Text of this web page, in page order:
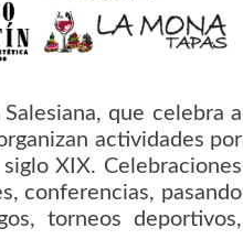
que celebra a
actividades por
XIX. Celebraciones
conferencias, pasando
torneos deportivos,